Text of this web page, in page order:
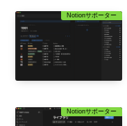
Notionサポーター
Notionサポーター